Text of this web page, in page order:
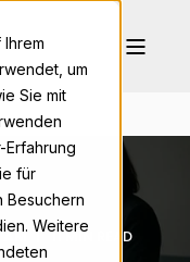
um
Sie mit
Erfahrung
für
Besuchern
Weitere
11 MIN READ